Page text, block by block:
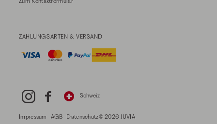
ZAHLUNGSARTEN & VERSAND
Schweiz
Impressum AGB Datenschutz© 2026 JUVIA